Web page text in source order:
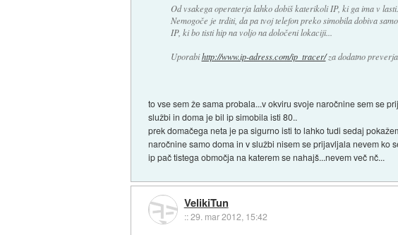
Od vsakega operaterja lahko dobiš katerikoli IP, ki ga ima v lasti.
Nemogoče je trditi, da pa tvoj telefon preko simobila dobiva
IP, ki bo tisti hip na voljo na določeni lokaciji...
Uporabihttp://www.ip-adress.com/ip_tracer/za dodatno
to vse sem že sama probala...v okviru svoje naročnine sem se
službi in doma je bil ip simobila isti 80..
prek domačega neta je pa sigurno isti to lahko tudi sedaj
naročnine samo doma in v službi nisem se prijavljala nevem ko
ip pač tistega območja na katerem se nahajš...nevem več nč...
VelikiTun
::29. mar 2012, 15:42